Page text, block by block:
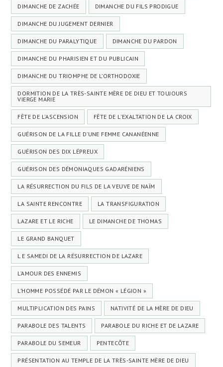
DIMANCHE DE ZACHÉE DIMANCHE DU FILS PRODIGUE
DIMANCHE DU JUGEMENT DERNIER
DIMANCHE DU PARALYTIQUE DIMANCHE DU PARDON
DIMANCHE DU PHARISIEN ET DU PUBLICAIN
DIMANCHE DU TRIOMPHE DE L’ORTHODOXIE
DORMITION DE LA TRÈS-SAINTE MÈRE DE DIEU ET TOUJOURS
VIERGE MARIE
FÊTE DE L'ASCENSION FÊTE DE L'EXALTATION DE LA CROIX
GUÉRISON DE LA FILLE D’UNE FEMME CANANÉENNE
GUÉRISON DES DIX LÉPREUX
GUÉRISON DES DÉMONIAQUES GADARÉNIENS
LA RÉSURRECTION DU FILS DE LA VEUVE DE NAÏM
LA SAINTE RENCONTRE LA TRANSFIGURATION
LAZARE ET LE RICHE LE DIMANCHE DE THOMAS
LE GRAND BANQUET
L E SAMEDI DE LA RÉSURRECTION DE LAZARE
L’AMOUR DES ENNEMIS
L’HOMME POSSÉDÉ PAR LE DÉMON « LÉGION »
MULTIPLICATION DES PAINS NATIVITÉ DE LA MÈRE DE DIEU
PARABOLE DES TALENTS PARABOLE DU RICHE ET DE LAZARE
PARABOLE DU SEMEUR PENTECÔTE
PRÉSENTATION AU TEMPLE DE LA TRÈS-SAINTE MÈRE DE DIEU